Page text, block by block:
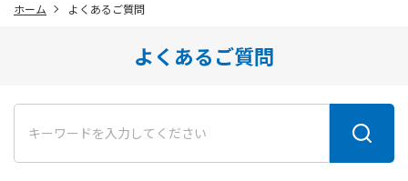
ホーム よくあるご質問
よくあるご質問